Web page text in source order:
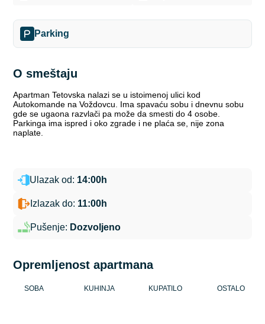
Parking
O smeštaju
Apartman Tetovska nalazi se u istoimenoj ulici kod
Autokomande na Voždovcu. Ima spavaću sobu i dnevnu sobu
gde se ugaona razvlači pa može da smesti do 4 osobe.
Parkinga ima ispred i oko zgrade i ne plaća se, nije zona
naplate.
Ulazak od: 14:00h
Izlazak do: 11:00h
Pušenje: Dozvoljeno
Opremljenost apartmana
SOBA KUHINJA KUPATILO OSTALO